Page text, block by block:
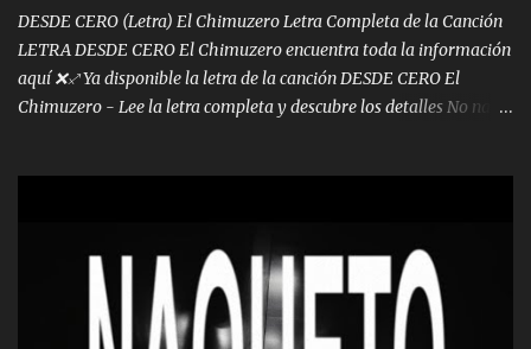
DESDE CERO (Letra) El Chimuzero Letra Completa de la Canción
LETRA DESDE CERO El Chimuzero encuentra toda la información
aquí ❌♐ Ya disponible la letra de la canción DESDE CERO El
Chimuzero - Lee la letra completa y descubre los detalles No nací
❌ www.elnorteduro.com ❌ Yo No limito los Sueños , si no existe
Uno pues Hallamos Modos , Si me caigo me Levanto, Aprendo Del
Error Y me sacudo El Lodo ❌ www.elnorteduro.com ❌ El Dinero
No me falta Pero Tampoco me Estorba , Por Eso Manejo Todo